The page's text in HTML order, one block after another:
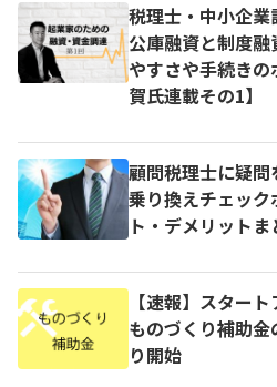
税理士・中小企
公庫融資と制度
やすさや手続き
賀氏連載その1】
顧問税理士に疑
乗り換えチェック
ト・デメリットま
【速報】スター
ものづくり補助
り開始